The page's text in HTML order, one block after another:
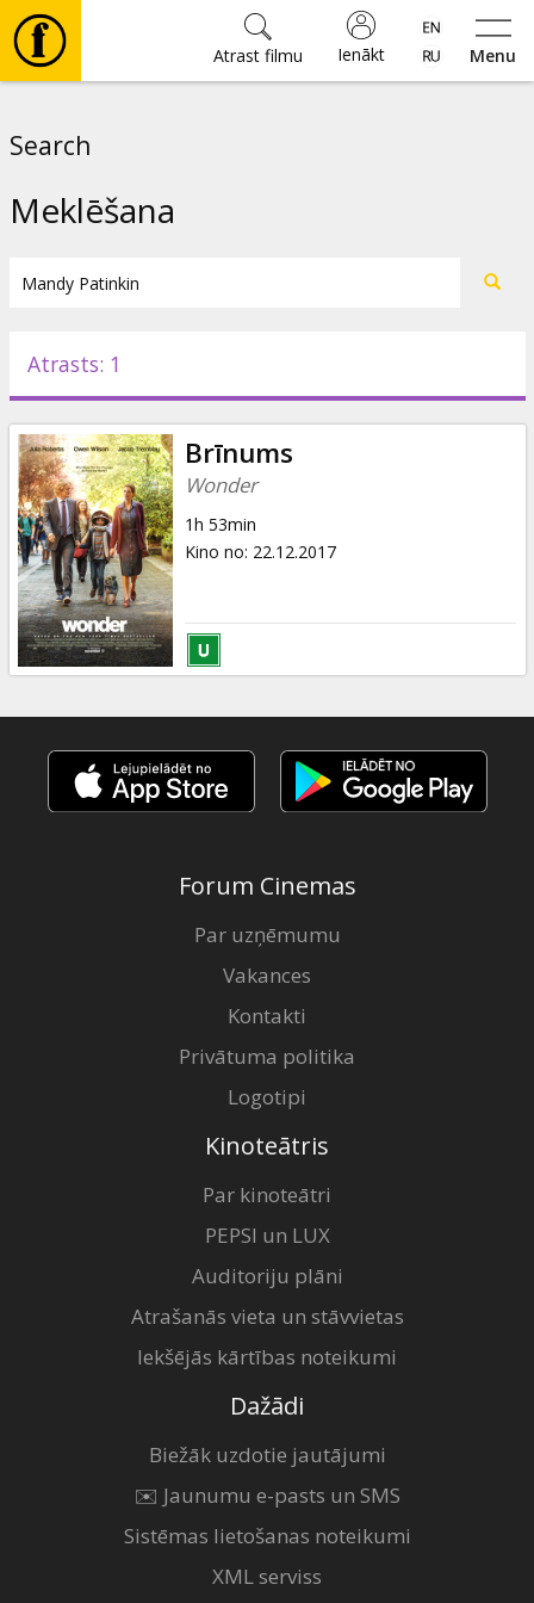
Menu
Ienākt
Atrast filmu
Pasākumi
Ziņas
Dāvanu
kartes
Uzkodas
B2B
Kino
Klubs
Search
Meklēšana
Atrasts: 1
Brīnums
Wonder
1h 53min
Kino no: 22.12.2017
Forum Cinemas
Par uzņēmumu
Vakances
Kontakti
Privātuma politika
Logotipi
Kinoteātris
Par kinoteātri
PEPSI un LUX
Auditoriju plāni
Atrašanās vieta un stāvvietas
Iekšējās kārtības noteikumi
Dažādi
Biežāk uzdotie jautājumi
✉️ Jaunumu e-pasts un SMS
Sistēmas lietošanas noteikumi
XML serviss